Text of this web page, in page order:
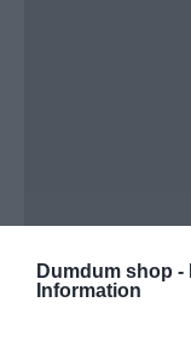
Dumdum shop -
Information